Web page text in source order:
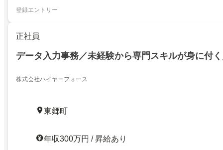
登録エントリー
正社員
データ入力事務／未経験から専門スキルが身に付
株式会社ハイヤーフォース
東郷町
年収300万円 / 昇給あり